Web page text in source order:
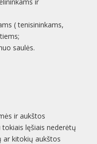
( tenisininkams,
saulės.
ir aukštos
lęšiais nederėtų
ar kitokių aukštos